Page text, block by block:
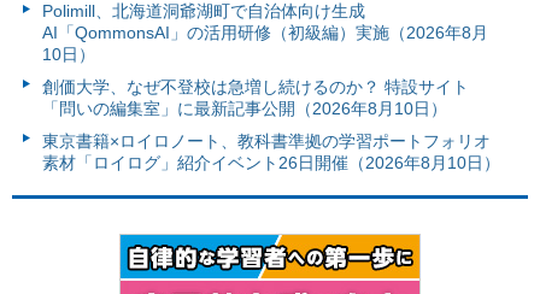
Polimill、北海道洞爺湖町で自治体向け生成
AI「QommonsAI」の活用研修（初級編）実施（2026年8月
10日）
創価大学、なぜ不登校は急増し続けるのか？ 特設サイト
「問いの編集室」に最新記事公開（2026年8月10日）
東京書籍×ロイロノート、教科書準拠の学習ポートフォリオ
素材「ロイログ」紹介イベント26日開催（2026年8月10日）